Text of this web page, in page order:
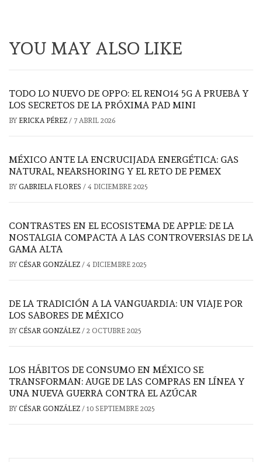
YOU MAY ALSO LIKE
TODO LO NUEVO DE OPPO: EL RENO14 5G A PRUEBA Y
LOS SECRETOS DE LA PRÓXIMA PAD MINI
BY ERICKA PÉREZ / 7 ABRIL 2026
MÉXICO ANTE LA ENCRUCIJADA ENERGÉTICA: GAS
NATURAL, NEARSHORING Y EL RETO DE PEMEX
BY GABRIELA FLORES / 4 DICIEMBRE 2025
CONTRASTES EN EL ECOSISTEMA DE APPLE: DE LA
NOSTALGIA COMPACTA A LAS CONTROVERSIAS DE LA
GAMA ALTA
BY CÉSAR GONZÁLEZ / 4 DICIEMBRE 2025
DE LA TRADICIÓN A LA VANGUARDIA: UN VIAJE POR
LOS SABORES DE MÉXICO
BY CÉSAR GONZÁLEZ / 2 OCTUBRE 2025
LOS HÁBITOS DE CONSUMO EN MÉXICO SE
TRANSFORMAN: AUGE DE LAS COMPRAS EN LÍNEA Y
UNA NUEVA GUERRA CONTRA EL AZÚCAR
BY CÉSAR GONZÁLEZ / 10 SEPTIEMBRE 2025